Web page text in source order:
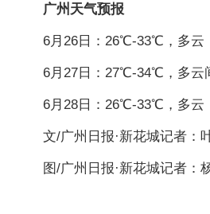
广州天气预报
6月26日：26℃-33℃，多云
6月27日：27℃-34℃，多云
6月28日：26℃-33℃，多云
文/广州日报·新花城记者：
图/广州日报·新花城记者：